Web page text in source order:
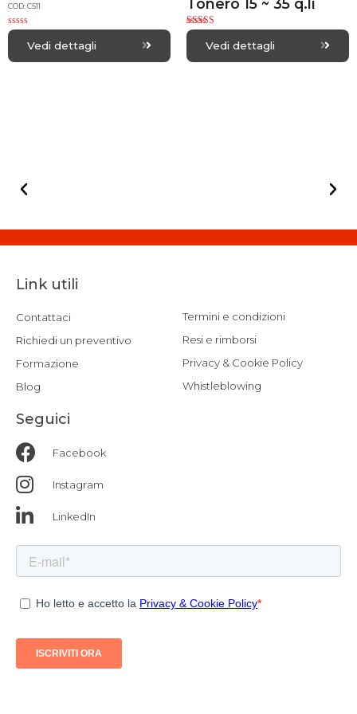
COD: C511
R
e
Vedi dettagli
Tonero 15 ~ 35 q.li
Rated
out of 5Vedi dettagli
Link utili
Contattaci
Richiedi un preventivo
Formazione
Blog
Termini e condizioni
Resi e rimborsi
Privacy & Cookie Policy
Whistleblowing
Seguici
Facebook
Instagram
LinkedIn